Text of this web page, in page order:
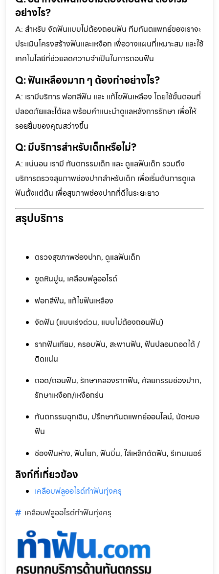
อย่างไร?
A: สำหรับ จัดฟันแบบไม่ต้องถอนฟัน ทีมทันตแพทย์ของเราจะ
ประเมินโครงสร้างฟันและเหงือก เพื่อวางแผนที่เหมาะสม และใช้
เทคโนโลยีที่ช่วยลดความจำเป็นในการถอนฟัน
Q: ฟันเหลืองมาก ๆ ต้องทำอย่างไร?
A: เรามีบริการ ฟอกสีฟัน และ แก้ไขฟันเหลือง โดยใช้ขั้นตอนที่
ปลอดภัยและได้ผล พร้อมคำแนะนำดูแลหลังการรักษา เพื่อให้
รอยยิ้มของคุณสว่างขึ้น
Q: มีบริการสำหรับเด็กหรือไม่?
A: แน่นอน เรามี ทันตกรรมเด็ก และ ดูแลฟันเด็ก รวมถึง
บริการตรวจสุขภาพช่องปากสำหรับเด็ก เพื่อเริ่มต้นการดูแล
ฟันตั้งแต่ต้น เพื่อสุขภาพช่องปากที่ดีในระยะยาว
สรุปบริการ
ตรวจสุขภาพช่องปาก, ดูแลฟันเด็ก
ขูดหินปูน, เคลือบฟลูออไรด์
ฟอกสีฟัน, แก้ไขฟันเหลือง
จัดฟัน (แบบเร่งด่วน, แบบไม่ต้องถอนฟัน)
รากฟันเทียม, ครอบฟัน, สะพานฟัน, ฟันปลอมถอดได้ /
ติดแน่น
ถอด/ถอนฟัน, รักษาคลองรากฟัน, ศัลยกรรมช่องปาก,
รักษาเหงือก/เหงือกร่น
ทันตกรรมฉุกเฉิน, ปรึกษาทันตแพทย์ออนไลน์, นัดหมอ
ฟัน
ช่องฟันห่าง, ฟันโยก, ฟันบิ่น, ใส่เหล็กดัดฟัน, รีเทนเนอร์
ลิงก์ที่เกี่ยวข้อง
เคลือบฟลูออไรด์ทำฟันทุ่งครุ
เคลือบฟลูออไรด์ทำฟันทุ่งครุ